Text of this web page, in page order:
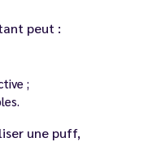
peut :
;
une puff,